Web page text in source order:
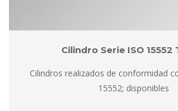
Cilindro Serie ISO 15552
Cilindros realizados de conformidad
15552; disponible